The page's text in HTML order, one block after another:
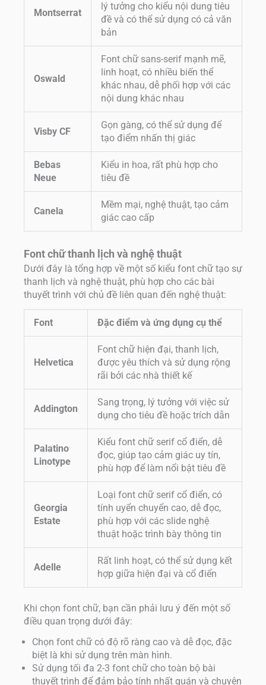
Montserrat
lý tưởng cho kiểu nội dung tiêu
đề và có thể sử dụng có cả văn
bản
Oswald
Font chữ sans-serif mạnh mẽ,
linh hoạt, có nhiều biến thể
khác nhau, dễ phối hợp với các
nội dung khác nhau
Visby CF
Gọn gàng, có thể sử dụng để
tạo điểm nhấn thị giác
Bebas
Neue
Kiểu in hoa, rất phù hợp cho
tiêu đề
Canela
Mềm mại, nghệ thuật, tạo cảm
giác cao cấp
Font chữ thanh lịch và nghệ thuật
Dưới đây là tổng hợp về một số kiểu font chữ tạo sự
thanh lịch và nghệ thuật, phù hợp cho các bài
thuyết trình với chủ đề liên quan đến nghệ thuật:
Font Đặc điểm và ứng dụng cụ thể
Helvetica
Font chữ hiện đại, thanh lịch,
được yêu thích và sử dụng rộng
rãi bởi các nhà thiết kế
Addington
Sang trọng, lý tưởng với việc sử
dụng cho tiêu đề hoặc trích dẫn
Palatino
Linotype
Kiểu font chữ serif cổ điển, dễ
đọc, giúp tạo cảm giác uy tín,
phù hợp để làm nổi bật tiêu đề
Georgia
Estate
Loại font chữ serif cổ điển, có
tính uyển chuyển cao, dễ đọc,
phù hợp với các slide nghệ
thuật hoặc trình bày thông tin
Adelle
Rất linh hoạt, có thể sử dụng kết
hợp giữa hiện đại và cổ điển
Khi chọn font chữ, bạn cần phải lưu ý đến một số
điều quan trọng dưới đây:
Chọn font chữ có độ rõ ràng cao và dễ đọc, đặc
biệt là khi sử dụng trên màn hình.
Sử dụng tối đa 2-3 font chữ cho toàn bộ bài
thuyết trình để đảm bảo tính nhất quán và chuyên